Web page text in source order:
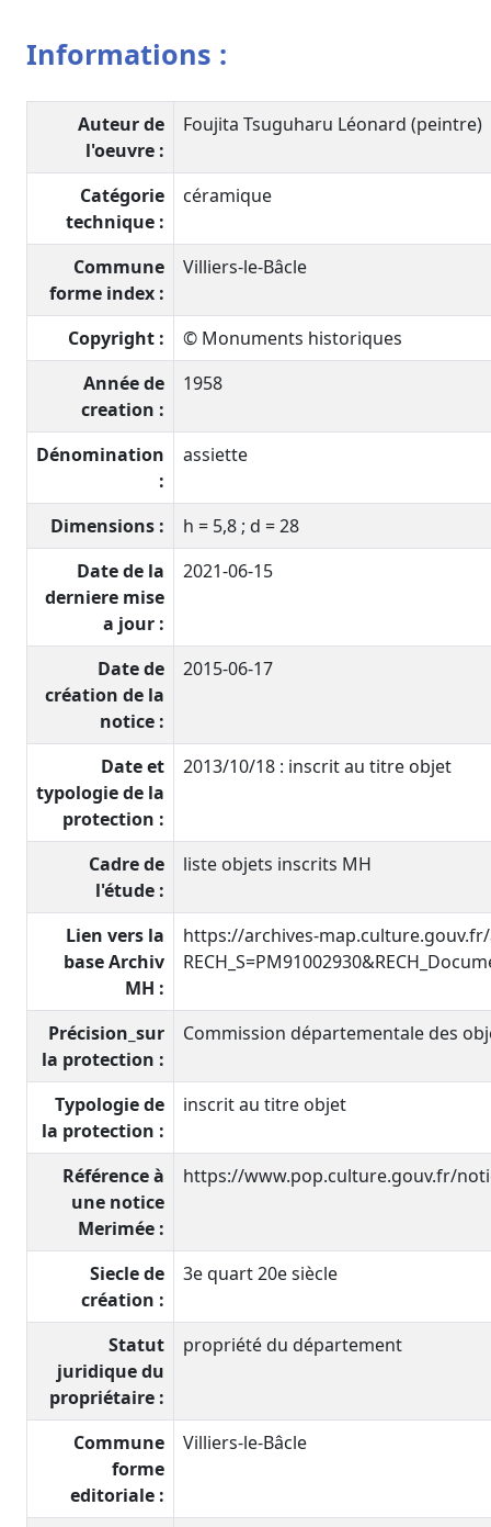
Informations :
Auteur de
l'oeuvre :
Foujita Tsuguharu Léonard (peintre)
Catégorie
technique :
céramique
Commune
forme index :
Villiers-le-Bâcle
Copyright :
© Monuments historiques
Année de
creation :
1958
Dénomination
:
assiette
Dimensions :
h = 5,8 ; d = 28
Date de la
derniere mise
a jour :
2021-06-15
Date de
création de la
notice :
2015-06-17
Date et
typologie de la
protection :
2013/10/18 : inscrit au titre objet
Cadre de
l'étude :
liste objets inscrits MH
Lien vers la
base Archiv
MH :
https://archives-
Précision_sur
la protection :
Commission départementale des
Typologie de
la protection :
inscrit au titre objet
Référence à
une notice
Merimée :
https://www.pop.culture.gouv.fr/
Siecle de
création :
3e quart 20e siècle
Statut
juridique du
propriétaire :
propriété du département
Commune
forme
editoriale :
Villiers-le-Bâcle